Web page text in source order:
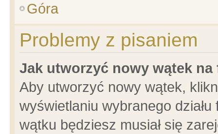
Góra
Problemy z pisaniem
Jak utworzyć nowy wątek na
Aby utworzyć nowy wątek,
wyświetlaniu wybranego
wątku będziesz musiał się